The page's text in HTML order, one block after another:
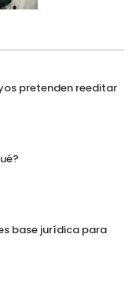
pretenden reeditar
base jurídica para